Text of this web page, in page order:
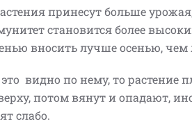
принесут больше
становится более
вносить лучше осенью,
видно по нему, то растение
потом вянут и опадают,
слабо.